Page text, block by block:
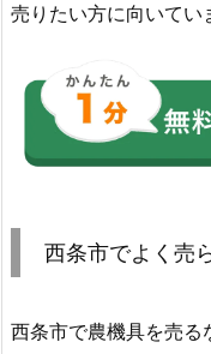
売りたい方に向いてい
西条市でよく売
西条市で農機具を売る